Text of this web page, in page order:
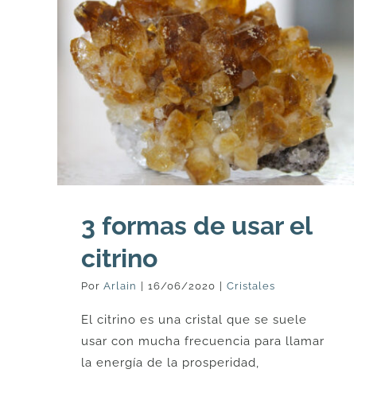
3 formas de usar el
citrino
Por Arlain 16/06/2020 Cristales
El citrino es una cristal que se suele
usar con mucha frecuencia para llamar
la energía de la prosperidad,